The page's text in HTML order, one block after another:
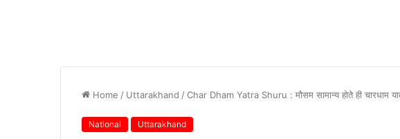
Home / Uttarakhand /Char Dham Yatra Shuru : मौसम सामान्य होते ही चारधाम
National Uttarakhand